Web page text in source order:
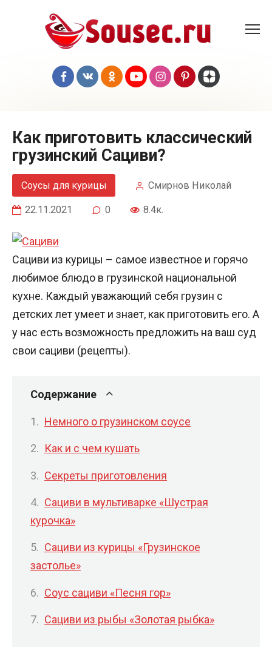
Как приготовить классический
грузинский Сациви?
Соусы для курицы Смирнов Николай
22.11.2021 0 8.4к.
Сациви из курицы – самое известное и горячо
любимое блюдо в грузинской национальной
кухне. Каждый уважающий себя грузин с
детских лет умеет и знает, как приготовить его. А
у нас есть возможность предложить на ваш суд
свои сациви (рецепты).
Содержание
Немного о грузинском соусе
Как и с чем кушать
Секреты приготовления
Сациви в мультиварке «Шустрая
курочка»
Сациви из курицы «Грузинское
застолье»
Соус сациви «Песня гор»
Сациви из рыбы «Золотая рыбка»